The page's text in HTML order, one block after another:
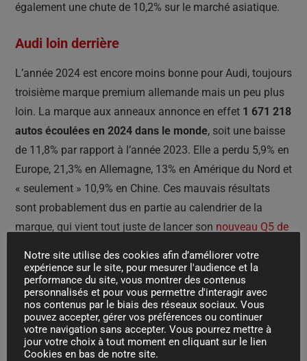
également une chute de 10,2% sur le marché asiatique.
Audi loin derrière
L’année 2024 est encore moins bonne pour Audi, toujours
troisième marque premium allemande mais un peu plus
loin. La marque aux anneaux annonce en effet 1 671 218
autos écoulées en 2024 dans le monde, soit une baisse
de 11,8% par rapport à l’année 2023. Elle a perdu 5,9% en
Europe, 21,3% en Allemagne, 13% en Amérique du Nord et
« seulement » 10,9% en Chine. Ces mauvais résultats
sont probablement dus en partie au calendrier de la
marque, qui vient tout juste de lancer son nouveau Q5 de
électrique. Trois modèles qui devraient lui permettre de
reprendre du poil de la bête en 2025, d’autant plus que le
nouveau Q3 est lui aussi attendu.
Tesla passe devant Audi !
Notre site utilise des cookies afin d’améliorer votre
expérience sur le site, pour mesurer l'audience et la
performance du site, vous montrer des contenus
personnalisés et pour vous permettre d'interagir avec
nos contenus par le biais des réseaux sociaux. Vous
pouvez accepter, gérer vos préférences ou continuer
votre navigation sans accepter. Vous pourrez mettre à
jour votre choix à tout moment en cliquant sur le lien
Cookies en bas de notre site.